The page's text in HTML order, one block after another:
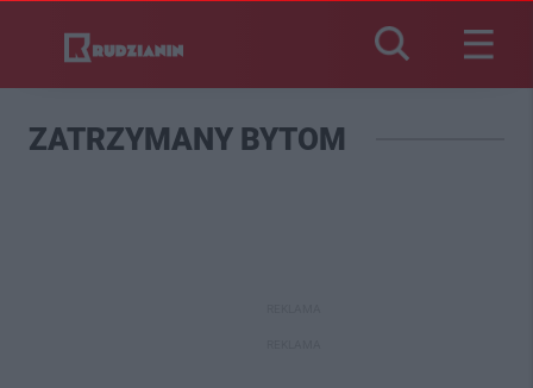
ZATRZYMANY BYTOM